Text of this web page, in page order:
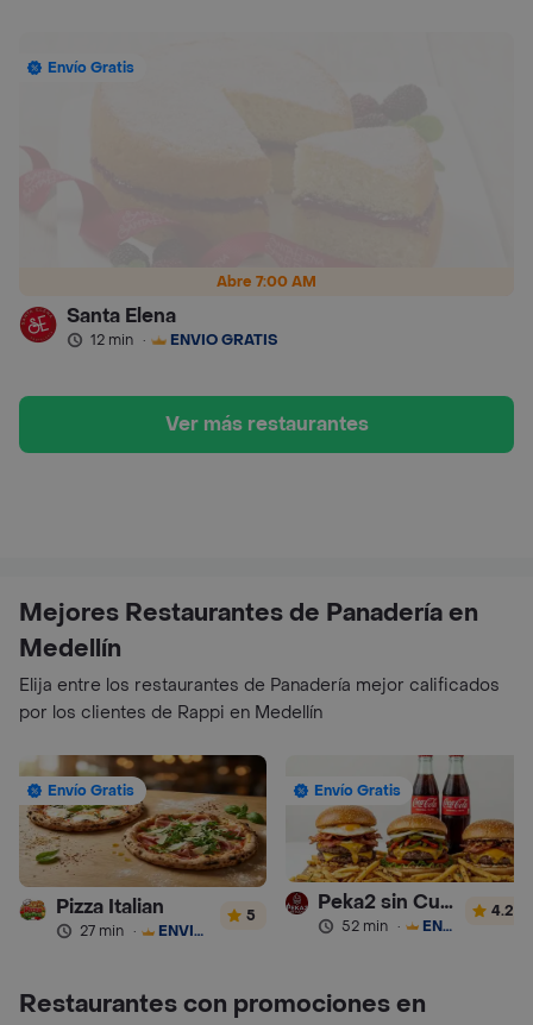
Abre 7:00 AM
Envío Gratis
Santa Elena
12 min · ENVÍO GRATIS
Ver más restaurantes
Mejores Restaurantes de Panadería en
Medellín
Elija entre los restaurantes de Panadería mejor calificados
por los clientes de Rappi en Medellín
Envío Gratis
Pizza Italian
27 min · ENVÍO GRATIS
5
Envío Gratis
Peka2 sin Culpa Lourdes
52 min · ENVÍO GRATIS
4.2
Restaurantes con promociones en